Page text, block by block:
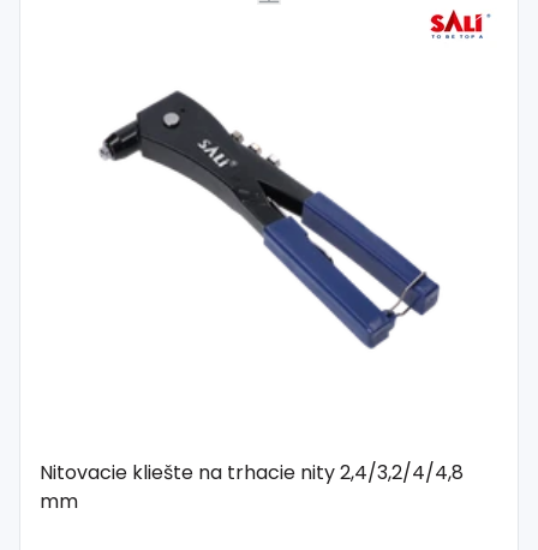
Nitovacie kliešte na trhacie nity 2,4/3,2/4/4,8
mm